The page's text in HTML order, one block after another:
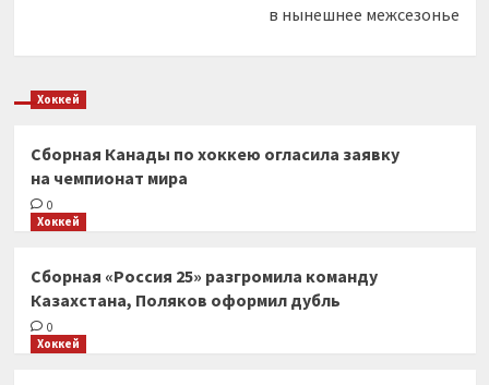
в нынешнее межсезонье
Хоккей
Сборная Канады по хоккею огласила заявку
на чемпионат мира
0
Хоккей
Сборная «Россия 25» разгромила команду
Казахстана, Поляков оформил дубль
0
Хоккей